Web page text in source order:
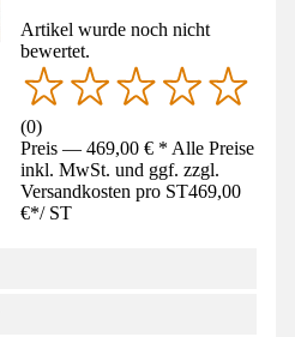
Artikel wurde noch nicht
bewertet.
(0)
Preis — 469,00 € * Alle Preise
inkl. MwSt. und ggf. zzgl.
Versandkosten pro ST469,00
€*/ ST